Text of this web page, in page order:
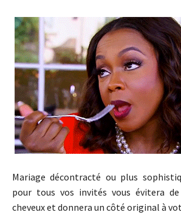
Mariage décontracté ou plus
pour tous vos invités vous évitera
cheveux et donnera un côté original à